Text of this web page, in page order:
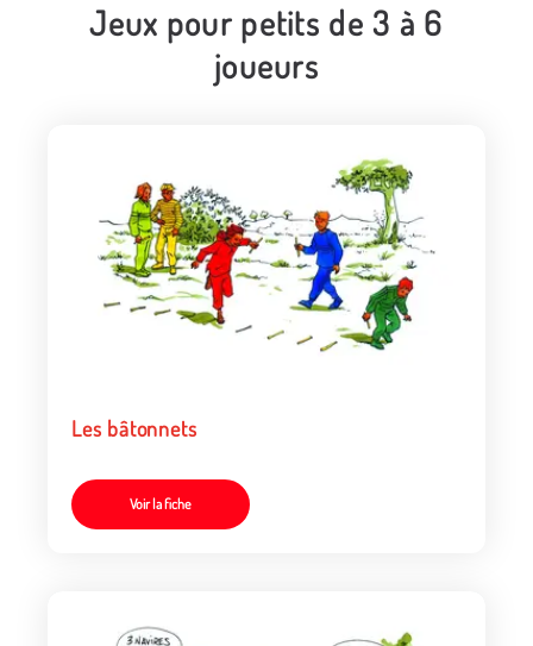
Jeux pour petits de 3 à 6
joueurs
Les bâtonnets
Voir la fiche